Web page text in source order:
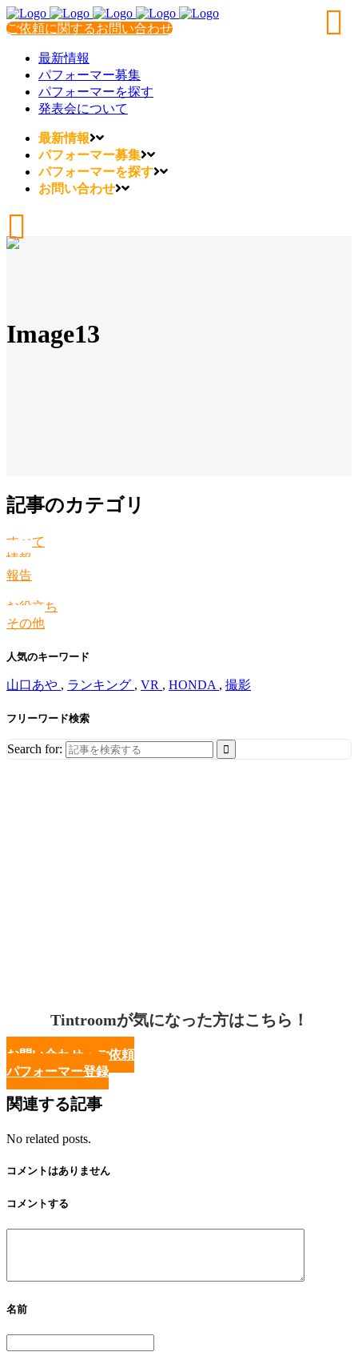
ご依頼に関するお問い合わせ
最新情報
パフォーマー募集
パフォーマーを探す
発表会について
最新情報
パフォーマー募集
パフォーマーを探す
お問い合わせ
Image13
記事のカテゴリ
すべて
情報
報告
お役立ち
その他
人気のキーワード
山口あや , ランキング , VR , HONDA , 撮影
フリーワード検索
Search for:
Tintroomが気になった方はこちら！
お問い合わせ・ご依頼
パフォーマー登録
関連する記事
No related posts.
コメントはありません
コメントする
名前